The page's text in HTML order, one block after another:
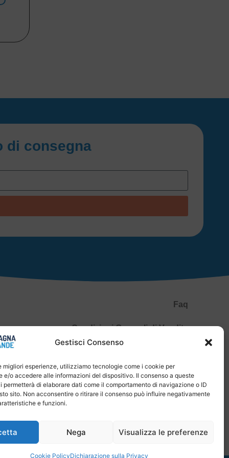
Gestisci Consenso
migliori esperienze, utilizziamo tecnologie come i cookie per
e/o accedere alle informazioni del dispositivo. Il consenso a queste
permetterà di elaborare dati come il comportamento di navigazione o ID
sito. Non acconsentire o ritirare il consenso può influire negativamente
e funzioni.
Nega Visualizza le preferenze
Cookie PolicyDichiarazione sulla Privacy
di consegna
Faq
Condizioni Generali di Vendita
Privacy Policy
P.IVA 04651830400